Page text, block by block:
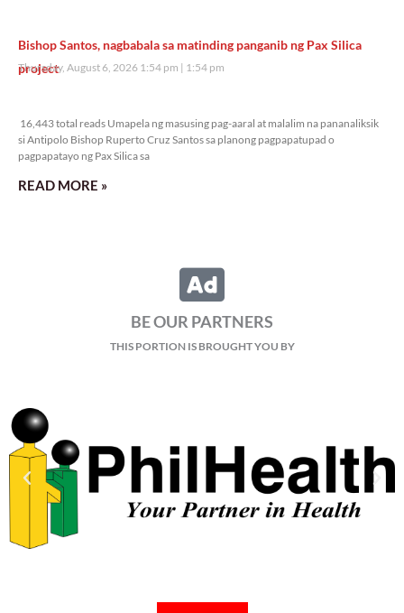
Bishop Santos, nagbabala sa matinding panganib ng Pax Silica
project
Thursday, August 6, 2026 1:54 pm 1:54 pm
16,443 total reads Umapela ng masusing pag-aaral at malalim na pananaliksik
si Antipolo Bishop Ruperto Cruz Santos sa planong pagpapatupad o
pagpapatayo ng Pax Silica sa
READ MORE »
BE OUR PARTNERS
THIS PORTION IS BROUGHT YOU BY